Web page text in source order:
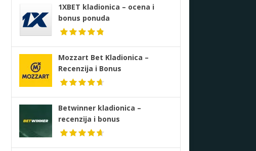
1XBET kladionica – ocena i
bonus ponuda
Mozzart Bet Kladionica –
Recenzija i Bonus
Betwinner kladionica –
recenzija i bonus